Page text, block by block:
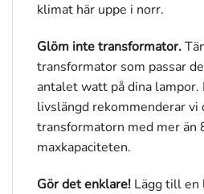
klimat här uppe i norr.
Glöm inte transformator.
transformator som passar
antalet watt på dina lampor.
livslängd rekommenderar
transformatorn med mer än
maxkapaciteten.
Gör det enklare! Lägg till en